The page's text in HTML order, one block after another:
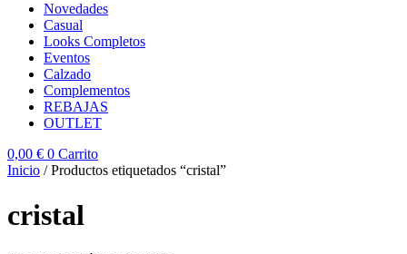
Novedades
Casual
Looks Completos
Eventos
Calzado
Complementos
REBAJAS
OUTLET
0,00 € 0 Carrito
Inicio / Productos etiquetados “cristal”
cristal